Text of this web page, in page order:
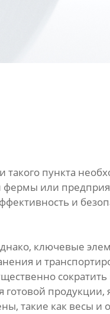
пункта
или
и
ключевые
и
сократить
продукции,
такие как весы и